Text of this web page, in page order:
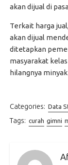
akan dijual di
Terkait harga
akan dijual
ditetapkan
masyarakat
hilangnya
Categories: Data
Tags: curah gimni